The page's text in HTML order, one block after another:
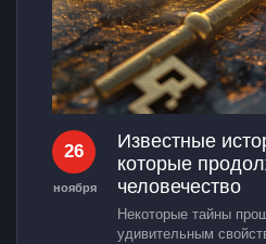
26
ноября
Известные
которые
человечество
Некоторые тайны
удивительным